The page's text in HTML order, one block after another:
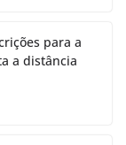
para a
a distância